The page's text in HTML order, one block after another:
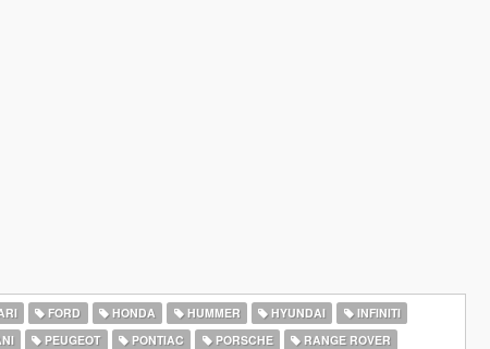
FORD HONDA HUMMER HYUNDAI
INFINITI
PEUGEOT PONTIAC PORSCHE
RANGE ROVER